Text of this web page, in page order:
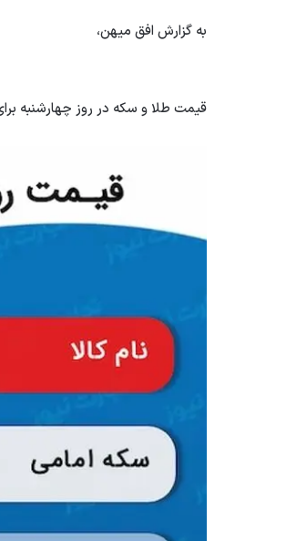
به گزارش افق میهن،
قیمت طلا و سکه در روز چهارشنبه